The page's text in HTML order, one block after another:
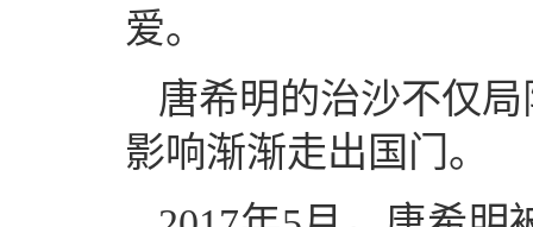
爱。
唐希明的治沙不仅
影响渐渐走出国门。